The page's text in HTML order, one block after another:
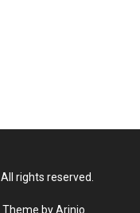
All rights reserved.
. Theme by Arinio